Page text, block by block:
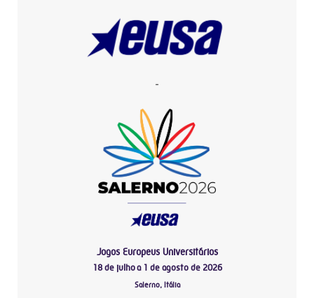
-
Jogos Europeus Universitários
18 de julho a 1 de agosto de 2026
Salerno, Itália